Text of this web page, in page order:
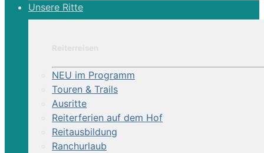
Unsere Ritte
NEU im Programm
Touren & Trails
Ausritte
Reiterferien auf dem Hof
Reitausbildung
Ranchurlaub